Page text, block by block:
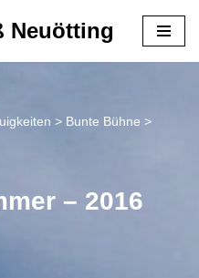
Neuötting
> Bunte Bühne >
– 2016